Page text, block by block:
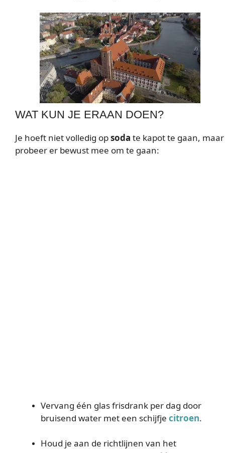
WAT KUN JE ERAAN DOEN?
Je hoeft niet volledig opsoda te kapot te gaan, maar
probeer er bewust mee om te gaan:
Vervang één glas frisdrank per dag door
bruisend water met een schijfje citroen.
Houd je aan de richtlijnen van het